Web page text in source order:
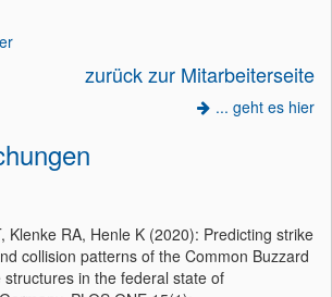
zurück zur Mitarbeiterseite
... geht es hier
Klenke RA, Henle K (2020): Predicting strike
collision patterns of the Common Buzzard
in the federal state of